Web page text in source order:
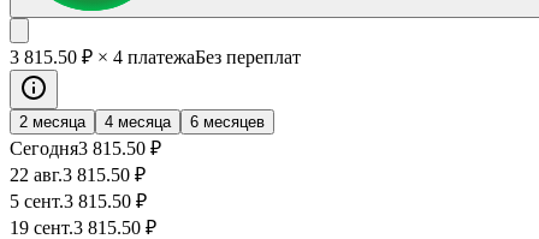
3 815.50 ₽ × 4 платежаБез переплат
2 месяца 4 месяца 6 месяцев
Сегодня3 815.50 ₽
22 авг.3 815.50 ₽
5 сент.3 815.50 ₽
19 сент.3 815.50 ₽